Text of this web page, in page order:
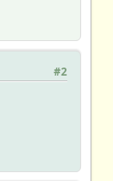
#2